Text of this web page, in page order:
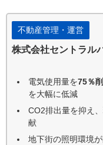
不動産管理・運営
株式会社セントラル
電気使用量を75％
を大幅に低減
CO2排出量を抑え、
献
地下街の照明環境が